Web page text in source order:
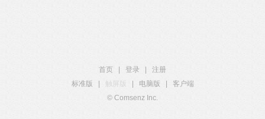
首页 登录
注册
标准版
触屏版 电脑版
客户端
© Comsenz Inc.